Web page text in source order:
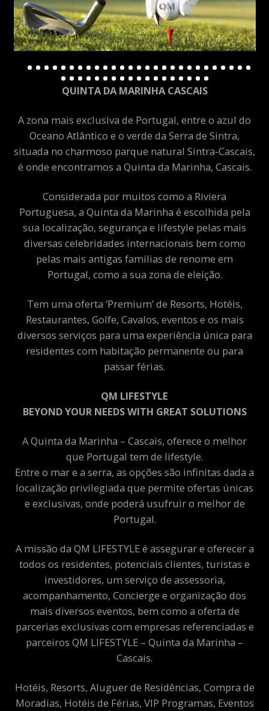
QUINTA DA MARINHA CASCAIS
A zona mais exclusiva de Portugal, entre o azul do
Oceano Atlântico e o verde da Serra de Sintra,
situada no charmoso parque natural Sintra-Cascais,
é onde encontramos a Quinta da Marinha, Cascais.
Considerada por muitos como a Riviera
Portuguesa, a Quinta da Marinha é escolhida pela
sua localização, segurança e lifestyle pelas mais
diversas celebridades internacionais bem como
pelas mais antigas famílias de renome em
Portugal, como a sua zona de eleição.
Tem uma oferta ‘Premium’ de Resorts, Hotéis,
Restaurantes, Golfe, Cavalos, eventos e os mais
diversos serviços para uma experiência única para
residentes com habitação permanente ou para
passar férias.
QM LIFESTYLE
BEYOND YOUR NEEDS WITH GREAT SOLUTIONS
A Quinta da Marinha – Cascais, oferece o melhor
que Portugal tem de lifestyle.
Entre o mar e a serra, as opções são infinitas dada a
localização privilegiada que permite ofertas únicas
e exclusivas, onde poderá usufruir o melhor de
Portugal.
A missão da QM LIFESTYLE é assegurar e oferecer a
todos os residentes, potenciais clientes, turistas e
investidores, um serviço de assessoria,
acompanhamento, Concierge e organização dos
mais diversos eventos, bem como a oferta de
parcerias exclusivas com empresas referenciadas e
parceiros QM LIFESTYLE – Quinta da Marinha –
Cascais.
Hotéis, Resorts, Aluguer de Residências, Compra de
Moradias, Hotéis de Férias, VIP Programas, Eventos